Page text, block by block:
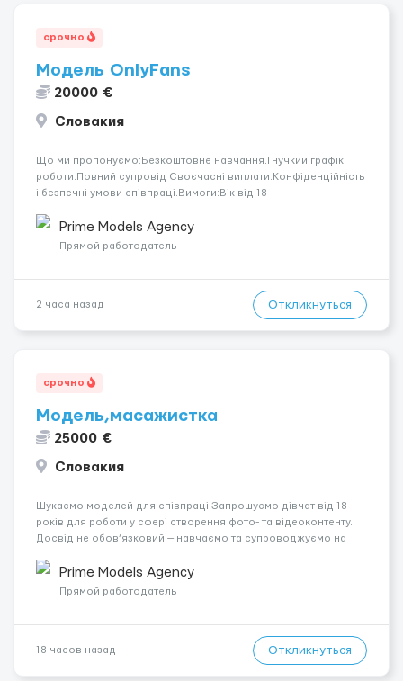
срочно
Модель OnlyFans
20000 €
Словакия
Що ми пропонуємо:Безкоштовне навчання.Гнучкий графік
роботи.Повний супровід Своєчасні виплати.Конфіденційність
і безпечні умови співпраці.Вимоги:Вік від 18
розвиватися.Досвід не обов’язковий.Якщо вас зацікавила
вакансія — залишайте відгук, і ми зв’яжемося ...
Prime Models Agency
Прямой работодатель
2 часа назад Откликнуться
срочно
Модель,масажистка
25000 €
Словакия
Шукаємо моделей для співпраці!Запрошуємо дівчат від 18
років для роботи у сфері створення фото- та відеоконтенту.
Досвід не обов’язковий — навчаємо та супроводжуємо на
конфіденційність і професійну підтримку. Працюємо офіційно,
поважаємо особ...
Prime Models Agency
Прямой работодатель
18 часов назад Откликнуться